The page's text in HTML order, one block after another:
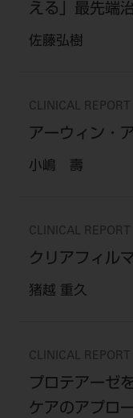
える」最先端
佐藤弘樹
CLINICAL REPORT
アーウィン・
小嶋 壽
CLINICAL REPORT
クリアフィル
猪越 重久
CLINICAL REPORT
プロテアーゼ
ケアのアプロ